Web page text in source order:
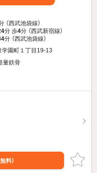
（西武池袋線）
分 歩4分 （西武新宿線）
分 （西武池袋線）
園町１丁目19-13
量鉄骨
無料）